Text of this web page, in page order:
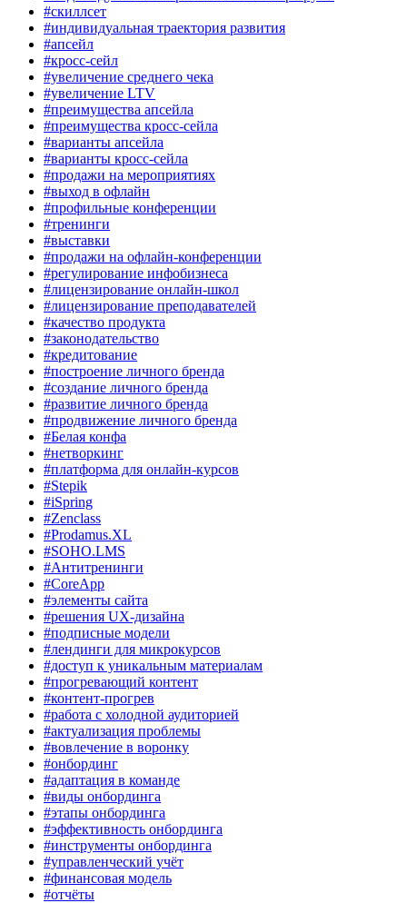
#скиллсет
#индивидуальная траектория развития
#апсейл
#кросс-сейл
#увеличение среднего чека
#увеличение LTV
#преимущества апсейла
#преимущества кросс-сейла
#варианты апсейла
#варианты кросс-сейла
#продажи на мероприятиях
#выход в офлайн
#профильные конференции
#тренинги
#выставки
#продажи на офлайн-конференции
#регулирование инфобизнеса
#лицензирование онлайн-школ
#лицензирование преподавателей
#качество продукта
#законодательство
#кредитование
#построение личного бренда
#создание личного бренда
#развитие личного бренда
#продвижение личного бренда
#Белая конфа
#нетворкинг
#платформа для онлайн-курсов
#Stepik
#iSpring
#Zenclass
#Prodamus.XL
#SOHO.LMS
#Антитренинги
#CoreApp
#элементы сайта
#решения UX-дизайна
#подписные модели
#лендинги для микрокурсов
#доступ к уникальным материалам
#прогревающий контент
#контент-прогрев
#работа с холодной аудиторией
#актуализация проблемы
#вовлечение в воронку
#онбординг
#адаптация в команде
#виды онбординга
#этапы онбординга
#эффективность онбординга
#инструменты онбординга
#управленческий учёт
#финансовая модель
#отчёты